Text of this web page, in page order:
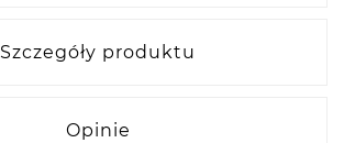
Szczegóły produktu
Opinie